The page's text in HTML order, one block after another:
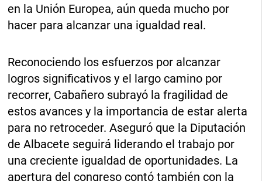
en la Unión Europea, aún queda mucho por
hacer para alcanzar una igualdad real.
Reconociendo los esfuerzos por alcanzar
logros significativos y el largo camino por
recorrer, Cabañero subrayó la fragilidad de
estos avances y la importancia de estar alerta
para no retroceder. Aseguró que la Diputación
de Albacete seguirá liderando el trabajo por
una creciente igualdad de oportunidades. La
apertura del congreso contó también con la